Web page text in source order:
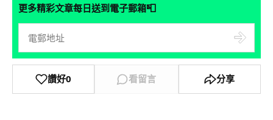
更多精彩文章每日送到電子郵箱📮
讚好0 看留言 分享